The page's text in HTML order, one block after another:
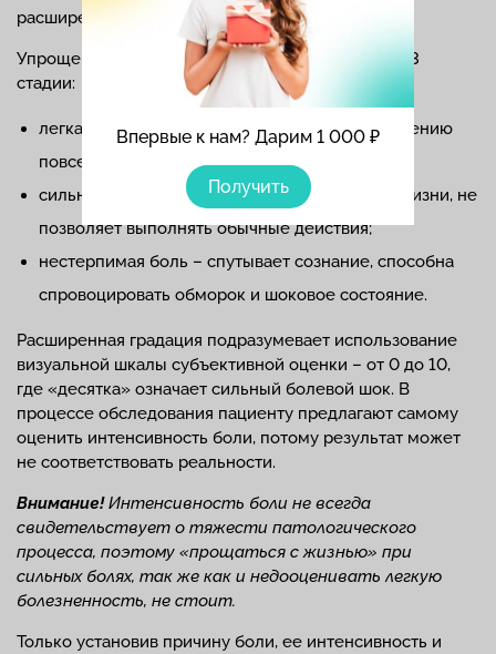
Впервые к нам? Дарим 1 000 ₽
Получить
расширенную.
Упрощенная «шкала переносимости» включает 3
стадии:
легкая боль – не мешает движению и выполнению
повседневных дел;
сильная боль – нарушает нормальный ритм жизни, не
позволяет выполнять обычные действия;
нестерпимая боль – спутывает сознание, способна
спровоцировать обморок и шоковое состояние.
Расширенная градация подразумевает использование
визуальной шкалы субъективной оценки – от 0 до 10,
где «десятка» означает сильный болевой шок. В
процессе обследования пациенту предлагают самому
оценить интенсивность боли, потому результат может
не соответствовать реальности.
Внимание!Интенсивность боли не всегда
свидетельствует о тяжести патологического
процесса, поэтому «прощаться с жизнью» при
сильных болях, так же как и недооценивать легкую
болезненность, не стоит.
Только установив причину боли, ее интенсивность и